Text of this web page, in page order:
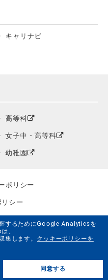
するためにGoogle Analyticsを
、
集します。 クッキーポリシーを
同意する
キャリナビ
高等科
女子中・高等科
幼稚園
ポリシー
シー
リシー
ップ